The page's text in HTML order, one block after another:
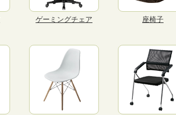
ゲーミングチェア 座椅子